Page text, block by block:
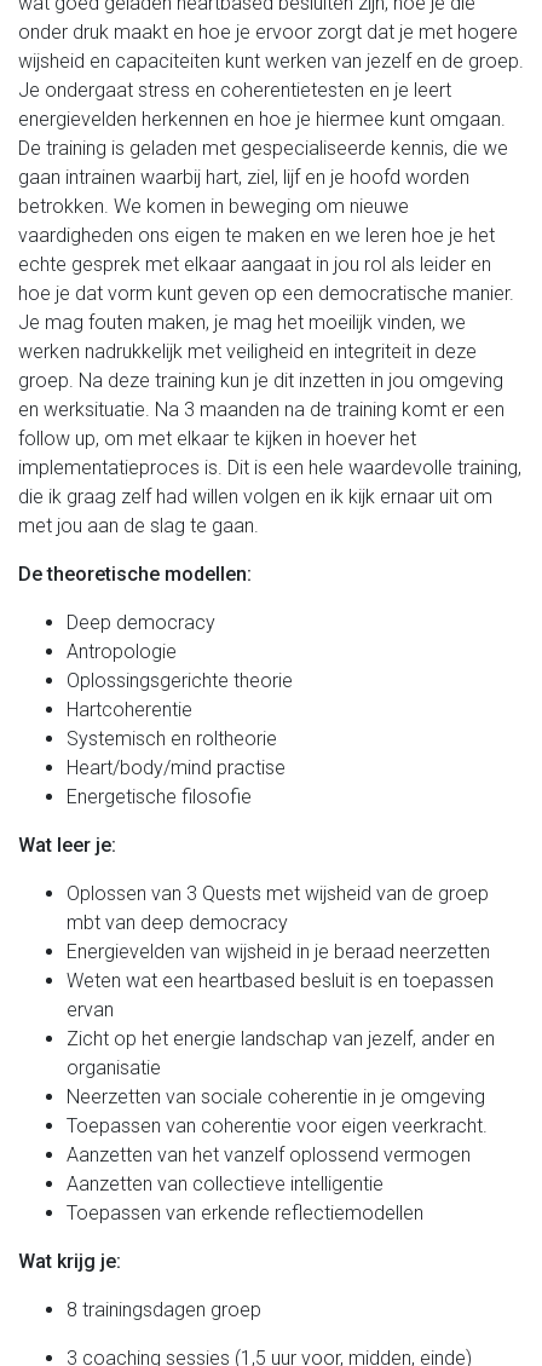
onder druk maakt en hoe je ervoor zorgt dat je met hogere
wijsheid en capaciteiten kunt werken van jezelf en de groep.
Je ondergaat stress en coherentietesten en je leert
energievelden herkennen en hoe je hiermee kunt omgaan.
De training is geladen met gespecialiseerde kennis, die we
gaan intrainen waarbij hart, ziel, lijf en je hoofd worden
betrokken. We komen in beweging om nieuwe
vaardigheden ons eigen te maken en we leren hoe je het
echte gesprek met elkaar aangaat in jou rol als leider en
hoe je dat vorm kunt geven op een democratische manier.
Je mag fouten maken, je mag het moeilijk vinden, we
werken nadrukkelijk met veiligheid en integriteit in deze
groep. Na deze training kun je dit inzetten in jou omgeving
en werksituatie. Na 3 maanden na de training komt er een
follow up, om met elkaar te kijken in hoever het
implementatieproces is. Dit is een hele waardevolle training,
die ik graag zelf had willen volgen en ik kijk ernaar uit om
met jou aan de slag te gaan.
De theoretische modellen:
Deep democracy
Antropologie
Oplossingsgerichte theorie
Hartcoherentie
Systemisch en roltheorie
Heart/body/mind practise
Energetische filosofie
Wat leer je:
Oplossen van 3 Quests met wijsheid van de groep
mbt van deep democracy
Energievelden van wijsheid in je beraad neerzetten
Weten wat een heartbased besluit is en toepassen
ervan
Zicht op het energie landschap van jezelf, ander en
organisatie
Neerzetten van sociale coherentie in je omgeving
Toepassen van coherentie voor eigen veerkracht.
Aanzetten van het vanzelf oplossend vermogen
Aanzetten van collectieve intelligentie
Toepassen van erkende reflectiemodellen
Wat krijg je:
8 trainingsdagen groep
3 coaching sessies (1,5 uur voor, midden, einde)